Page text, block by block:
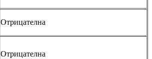
Отрицателна
Отрицателна